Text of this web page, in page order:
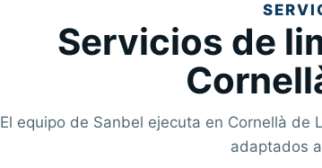
Servicios de
El equipo de Sanbel ejecuta en Cornellà
adaptados